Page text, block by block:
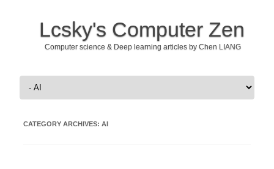
Lcsky's Computer Zen
Computer science & Deep learning articles by Chen LIANG
Skip to content
CATEGORY ARCHIVES: AI